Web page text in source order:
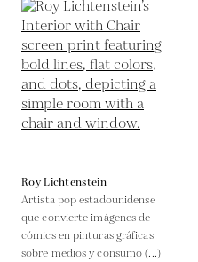
Roy Lichtenstein
Artista pop estadounidense
que convierte imágenes de
cómics en pinturas gráficas
sobre medios y consumo (...)